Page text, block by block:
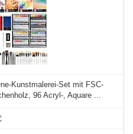
Kunstmalerei-Set mit FSC-
96 Acryl-, Aquare ...